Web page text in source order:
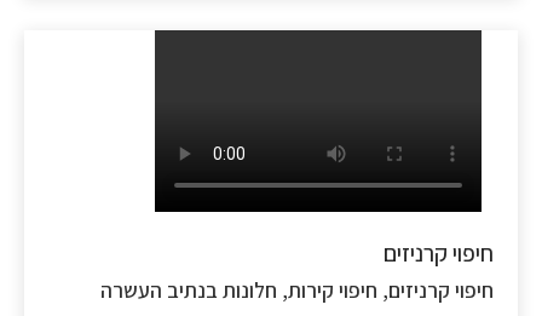
קרניזים
קרניזים, חיפוי קירות, חלונות בנתיב העשרה